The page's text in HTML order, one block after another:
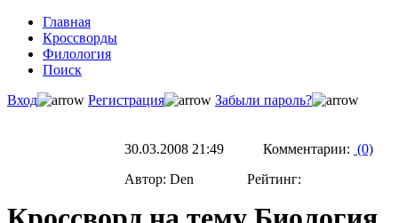
Главная
Кроссворды
Филология
Поиск
Вход
Регистрация Забыли пароль?
30.03.2008 21:49 Комментарии: (0)
Автор: Den Рейтинг: